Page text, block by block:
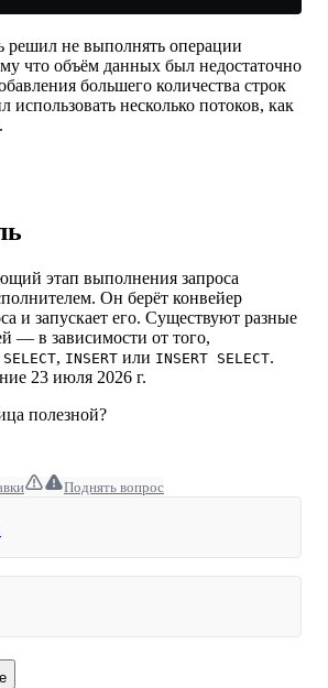
решил не выполнять операции
что объём данных был недостаточно
большего количества строк
использовать несколько потоков, как
этап выполнения запроса
Он берёт конвейер
и запускает его. Существуют разные
— в зависимости от того,
SELECT, INSERT или INSERT SELECT.
23 июля 2026 г.
полезной?
Поднять вопрос